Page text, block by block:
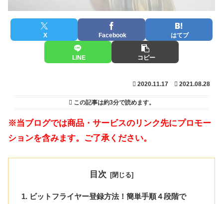
X Facebook はてブ
LINE コピー
2020.11.17 2021.08.28
この記事は約3分で読めます。
※当ブログでは商品・サービスのリンク先にプロモー
ションを含みます。ご了承ください。
目次
ビットフライヤー登録方法！簡単手順４段階で